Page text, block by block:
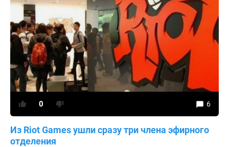
Из Riot Games ушли сразу три члена эфирного
отделения
0 6